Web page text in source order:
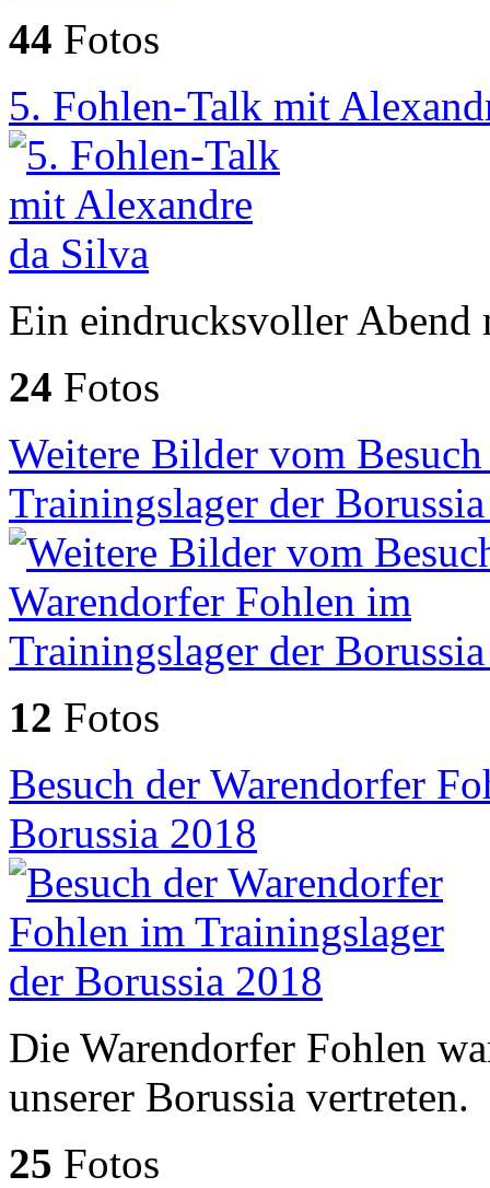
44 Fotos
5. Fohlen-Talk mit
Ein eindrucksvoller Abend
24 Fotos
Weitere Bilder vom
Trainingslager der
12 Fotos
Besuch der Warendorfer
Borussia 2018
Die Warendorfer Fohlen
unserer Borussia vertreten.
25 Fotos